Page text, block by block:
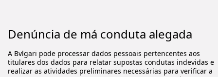
Denúncia de má conduta alegada
A Bvlgari pode processar dados pessoais pertencentes aos
titulares dos dados para relatar supostas condutas indevidas e
realizar as atividades preliminares necessárias para verificar a